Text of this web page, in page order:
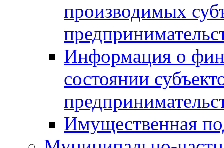
производимых
Информация о
состоянии
Имущественная